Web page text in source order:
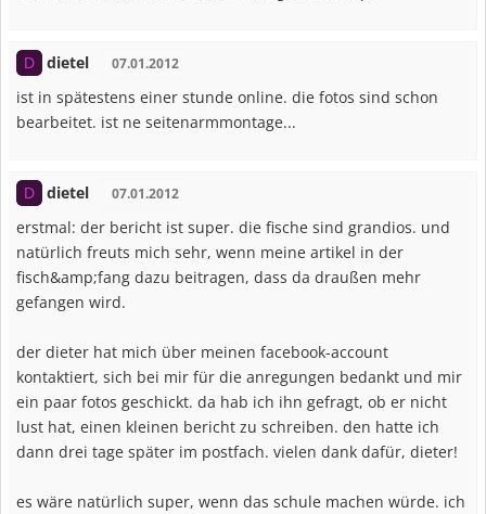
D dietel 07.01.2012
ist in spätestens einer stunde online. die fotos sind schon
bearbeitet. ist ne seitenarmmontage...
D dietel 07.01.2012
erstmal: der bericht ist super. die fische sind grandios. und
natürlich freuts mich sehr, wenn meine artikel in der
fisch&amp;fang dazu beitragen, dass da draußen mehr
gefangen wird.
der dieter hat mich über meinen facebook-account
kontaktiert, sich bei mir für die anregungen bedankt und mir
ein paar fotos geschickt. da hab ich ihn gefragt, ob er nicht
lust hat, einen kleinen bericht zu schreiben. den hatte ich
dann drei tage später im postfach. vielen dank dafür, dieter!
es wäre natürlich super, wenn das schule machen würde. ich